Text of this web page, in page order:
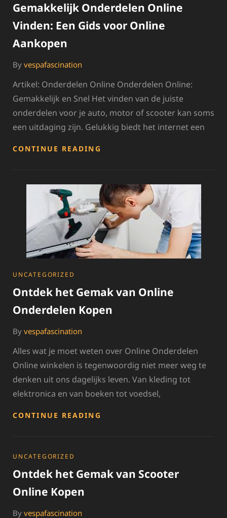
Gemakkelijk Onderdelen Online
Vinden: Een Gids voor Online
Aankopen
By vespafascination
Artikel: Onderdelen Online Onderdelen Online:
Gemakkelijk en Snel Het vinden van de juiste
onderdelen voor je auto, motor of scooter kan soms
een uitdaging zijn. Gelukkig biedt het internet een
CONTINUE READING
EEN
GIDS
VOOR
ONLINE
AANKOPEN
CATEGORIES
UNCATEGORIZED
Ontdek het Gemak van Online
Onderdelen Kopen
By vespafascination
Alles wat je moet weten over Online Onderdelen
Online winkelen is tegenwoordig niet meer weg te
denken uit ons dagelijks leven. Van kleding tot
elektronica en van boeken tot voedsel,
CONTINUE READING
KOPEN
CATEGORIES
UNCATEGORIZED
Ontdek het Gemak van Scooter
Online Kopen
By vespafascination